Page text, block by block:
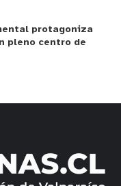
protagoniza
pleno centro de